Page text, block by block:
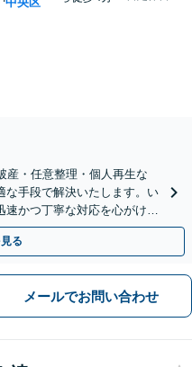
産・任意整理・個人再生な
な手段で解決いたします。い
速かつ丁寧な対応を心がけま
施中】
る
メールでお問い合わせ